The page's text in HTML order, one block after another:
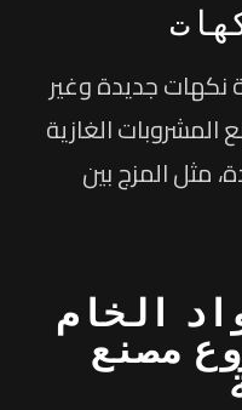
نكهات جديدة وغير
الغازية
مثل المزج بين
الخام
مصنع